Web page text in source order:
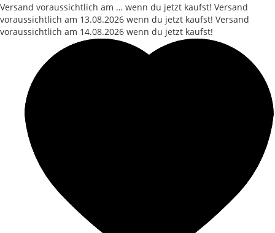
Versand voraussichtlich am … wenn du jetzt kaufst! Versand
voraussichtlich am 13.08.2026 wenn du jetzt kaufst! Versand
voraussichtlich am 14.08.2026 wenn du jetzt kaufst!